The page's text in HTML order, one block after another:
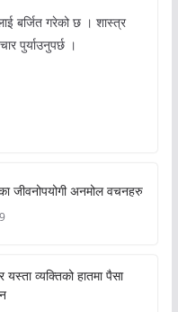
बर्जित गरेको छ । शास्त्र
पुर्याउनुपर्छ ।
जीवनोपयोगी अनमोल वचनहरु
व्यक्तिको हातमा पैसा